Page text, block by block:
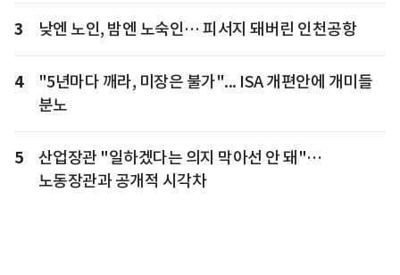
3 낮엔 노인, 밤엔 노숙인… 피서지 돼버린 인천공항
4
"5년마다 깨라, 미장은 불가"... ISA 개편안에 개미들
분노
5
산업장관 "일하겠다는 의지 막아선 안 돼"…
노동장관과 공개적 시각차